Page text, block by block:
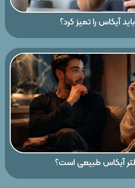
آیکاس را تمیز کرد؟
آیکاس طبیعی است؟